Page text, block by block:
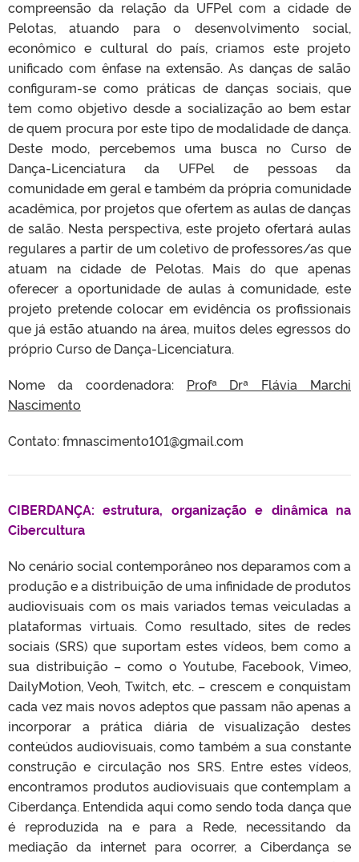
compreensão da relação da UFPel com a cidade de
Pelotas, atuando para o desenvolvimento social,
econômico e cultural do país, criamos este projeto
unificado com ênfase na extensão. As danças de salão
configuram-se como práticas de danças sociais, que
tem como objetivo desde a socialização ao bem estar
de quem procura por este tipo de modalidade de dança.
Deste modo, percebemos uma busca no Curso de
Dança-Licenciatura da UFPel de pessoas da
comunidade em geral e também da própria comunidade
acadêmica, por projetos que ofertem as aulas de danças
de salão. Nesta perspectiva, este projeto ofertará aulas
regulares a partir de um coletivo de professores/as que
atuam na cidade de Pelotas. Mais do que apenas
oferecer a oportunidade de aulas à comunidade, este
projeto pretende colocar em evidência os profissionais
que já estão atuando na área, muitos deles egressos do
próprio Curso de Dança-Licenciatura.
Nome da coordenadora: Profª Drª Flávia Marchi
Nascimento
Contato: fmnascimento101@gmail.com
CIBERDANÇA: estrutura, organização e dinâmica na
Cibercultura
No cenário social contemporâneo nos deparamos com a
produção e a distribuição de uma infinidade de produtos
audiovisuais com os mais variados temas veiculadas a
plataformas virtuais. Como resultado, sites de redes
sociais (SRS) que suportam estes vídeos, bem como a
sua distribuição – como o Youtube, Facebook, Vimeo,
DailyMotion, Veoh, Twitch, etc. – crescem e conquistam
cada vez mais novos adeptos que passam não apenas a
incorporar a prática diária de visualização destes
conteúdos audiovisuais, como também a sua constante
construção e circulação nos SRS. Entre estes vídeos,
encontramos produtos audiovisuais que contemplam a
Ciberdança. Entendida aqui como sendo toda dança que
é reproduzida na e para a Rede, necessitando da
mediação da internet para ocorrer, a Ciberdança se